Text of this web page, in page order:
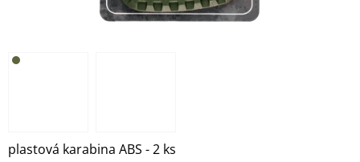
plastová karabina ABS - 2 ks